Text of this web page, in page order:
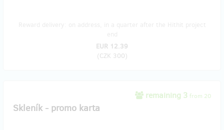
EUR 12.39
(CZK 300)
remaining 3 from 20
Skleník - promo karta